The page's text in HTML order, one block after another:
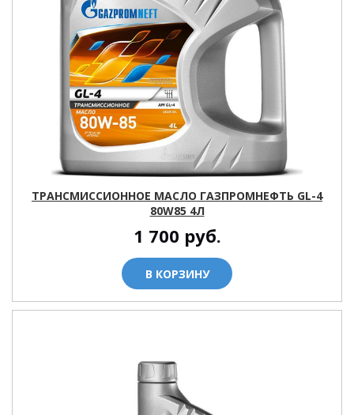
ТРАНСМИССИОННОЕ МАСЛО ГАЗПРОМНЕФТЬ GL-4
80W85 4Л
1 700 руб.
В КОРЗИНУ